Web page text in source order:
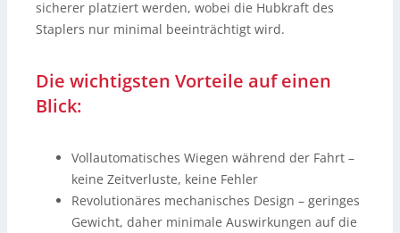
sicherer platziert werden, wobei die Hubkraft des
Staplers nur minimal beeinträchtigt wird.
Die wichtigsten Vorteile auf einen
Blick:
Vollautomatisches Wiegen während der Fahrt –
keine Zeitverluste, keine Fehler
Revolutionäres mechanisches Design – geringes
Gewicht, daher minimale Auswirkungen auf die